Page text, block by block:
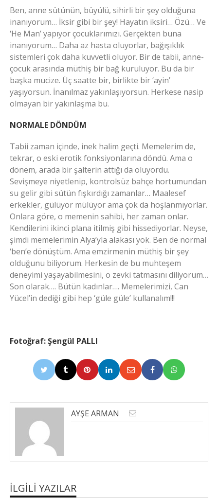
Ben, anne sütünün, büyülü, sihirli bir şey olduğuna
inanıyorum… İksir gibi bir şey! Hayatın iksiri… Özü… Ve
‘He Man’ yapıyor çocuklarımızı. Gerçekten buna
inanıyorum… Daha az hasta oluyorlar, bağışıklık
sistemleri çok daha kuvvetli oluyor. Bir de tabii, anne-
çocuk arasında müthiş bir bağ kuruluyor. Bu da bir
başka mucize. Üç saatte bir, birlikte bir ‘ayin’
yaşıyorsun. İnanılmaz yakınlaşıyorsun. Herkese nasip
olmayan bir yakınlaşma bu.
NORMALE DÖNDÜM
Tabii zaman içinde, inek halim geçti. Memelerim de,
tekrar, o eski erotik fonksiyonlarına döndü. Ama o
dönem, arada bir şalterin attığı da oluyordu.
Sevişmeye niyetlenip, kontrolsüz bahçe hortumundan
su gelir gibi sütün fışkırdığı zamanlar… Maalesef
erkekler, gülüyor mülüyor ama çok da hoşlanmıyorlar.
Onlara göre, o memenin sahibi, her zaman onlar.
Kendilerini ikinci plana itilmiş gibi hissediyorlar. Neyse,
şimdi memelerimin Alya’yla alakası yok. Ben de normal
‘ben’e dönüştüm. Ama emzirmenin müthiş bir şey
olduğunu biliyorum. Herkesin de bu muhteşem
deneyimi yaşayabilmesini, o zevki tatmasını diliyorum…
Son olarak…. Bütün kadınlar…. Memelerimizi, Can
Yücel’in dediği gibi hep ‘güle güle’ kullanalım!!!
Fotoğraf: Şengül PALLI
AYŞE ARMAN
İLGILI YAZILAR